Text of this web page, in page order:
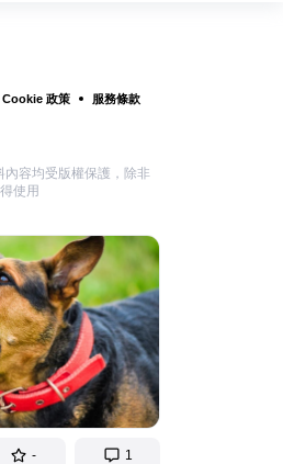
Cookie 政策
服務條款
內容均受版權保護，除非
使用
- 1